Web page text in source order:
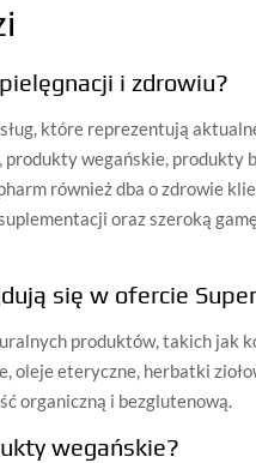
i zdrowiu?
które reprezentują
wegańskie, produkty
również dba o zdrowie
oraz szeroką
się w ofercie
produktów, takich jak
oleje eteryczne, herbatki
organiczną i bezglutenową.
wegańskie?